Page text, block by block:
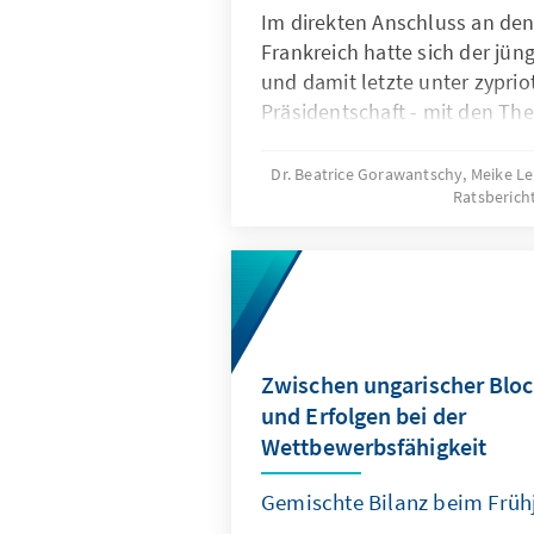
Im direkten Anschluss an
Frankreich hatte sich der
und damit letzte unter
Präsidentschaft - mit den
eine anspruchsvolle Agenda
Debatte über den künftigen
Halbjahr ziehen. Mehr
Rat bei der Ukraine und der
was sich auch in den
Ukraine und Moldau
aggressive Handelspolitik
unausgesprochene Elefant im
wächst zwar die Bereitschaft
entschlosseneren Kurs,
Dr. Beatrice Gorawantschy, Meike
Zwischen ungarischer
und Erfolgen bei der
Wettbewerbsfähigkeit
Gemischte Bilanz beim